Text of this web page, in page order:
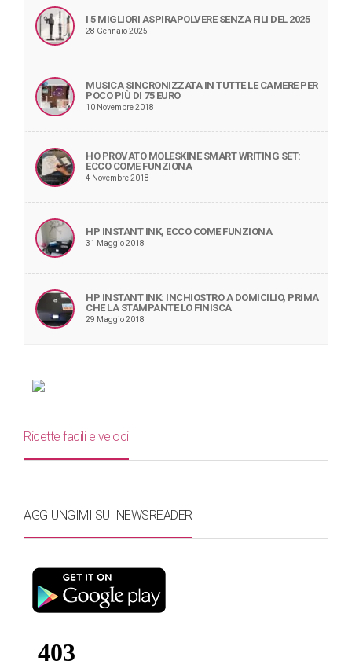
I 5 MIGLIORI ASPIRAPOLVERE SENZA FILI DEL 2025
28 Gennaio 2025
MUSICA SINCRONIZZATA IN TUTTE LE CAMERE PER
POCO PIÙ DI 75 EURO
10 Novembre 2018
HO PROVATO MOLESKINE SMART WRITING SET:
ECCO COME FUNZIONA
4 Novembre 2018
HP INSTANT INK, ECCO COME FUNZIONA
31 Maggio 2018
HP INSTANT INK: INCHIOSTRO A DOMICILIO, PRIMA
CHE LA STAMPANTE LO FINISCA
29 Maggio 2018
Ricette facili e veloci
AGGIUNGIMI SUI NEWSREADER